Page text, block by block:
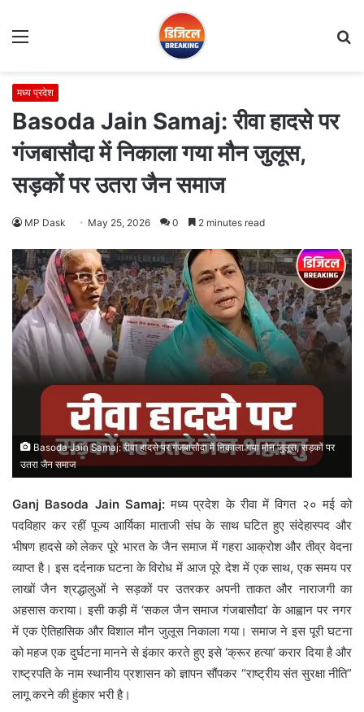
Menu
मध्य प्रदेश
Basoda Jain Samaj: रीवा हादसे पर
गंजबासौदा में निकाला गया मौन जुलूस,
सड़कों पर उतरा जैन समाज
MP Dask May 25, 2026 0 2 minutes read
Basoda Jain Samaj: रीवा हादसे पर गंजबासौदा में निकाला गया मौन जुलूस, सड़कों पर
उतरा जैन समाज
Ganj Basoda Jain Samaj:मध्य प्रदेश के रीवा में विगत २० मई को
पदविहार कर रहीं पूज्य आर्यिका माताजी संघ के साथ घटित हुए संदेहास्पद और
भीषण हादसे को लेकर पूरे भारत के जैन समाज में गहरा आक्रोश और तीव्र वेदना
व्याप्त है। इस दर्दनाक घटना के विरोध में आज पूरे देश में एक साथ, एक समय पर
लाखों जैन श्रद्धालुओं ने सड़कों पर उतरकर अपनी ताकत और नाराजगी का
अहसास कराया। इसी कड़ी में ‘सकल जैन समाज गंजबासौदा’ के आह्वान पर नगर
में एक ऐतिहासिक और विशाल मौन जुलूस निकाला गया। समाज ने इस पूरी घटना
को महज एक दुर्घटना मानने से इंकार करते हुए इसे ‘क्रूर हत्या’ करार दिया है और
राष्ट्रपति के नाम स्थानीय प्रशासन को ज्ञापन सौंपकर “राष्ट्रीय संत सुरक्षा नीति”
लागू करने की हुंकार भरी है।